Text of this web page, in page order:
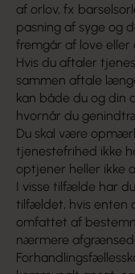
af orlov, fx
pasning af syge og
fremgår af love eller
Hvis du aftaler
sammen aftale
kan både du og din
hvornår du
Du skal være
tjenestefrihed ikke
optjener heller ikke
I visse tilfælde har
tilfældet, hvis enten
omfattet af
nærmere